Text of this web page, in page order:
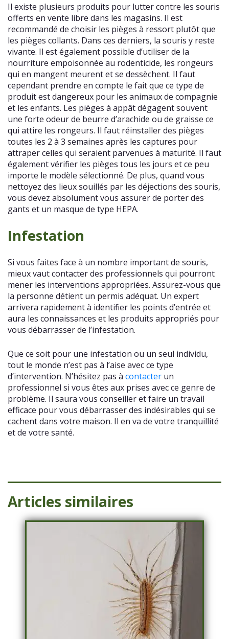
Il existe plusieurs produits pour lutter contre les souris
offerts en vente libre dans les magasins. Il est
recommandé de choisir les pièges à ressort plutôt que
les pièges collants. Dans ces derniers, la souris y reste
vivante. Il est également possible d’utiliser de la
nourriture empoisonnée au rodenticide, les rongeurs
qui en mangent meurent et se dessèchent. Il faut
cependant prendre en compte le fait que ce type de
produit est dangereux pour les animaux de compagnie
et les enfants. Les pièges à appât dégagent souvent
une forte odeur de beurre d’arachide ou de graisse ce
qui attire les rongeurs. Il faut réinstaller des pièges
toutes les 2 à 3 semaines après les captures pour
attraper celles qui seraient parvenues à maturité. Il faut
également vérifier les pièges tous les jours et ce peu
importe le modèle sélectionné. De plus, quand vous
nettoyez des lieux souillés par les déjections des souris,
vous devez absolument vous assurer de porter des
gants et un masque de type HEPA.
Infestation
Si vous faites face à un nombre important de souris,
mieux vaut contacter des professionnels qui pourront
mener les interventions appropriées. Assurez-vous que
la personne détient un permis adéquat. Un expert
arrivera rapidement à identifier les points d’entrée et
aura les connaissances et les produits appropriés pour
vous débarrasser de l’infestation.
Que ce soit pour une infestation ou un seul individu,
tout le monde n’est pas à l’aise avec ce type
d’intervention. N’hésitez pas à contacter un
professionnel si vous êtes aux prises avec ce genre de
problème. Il saura vous conseiller et faire un travail
efficace pour vous débarrasser des indésirables qui se
cachent dans votre maison. Il en va de votre tranquillité
et de votre santé.
Articles similaires